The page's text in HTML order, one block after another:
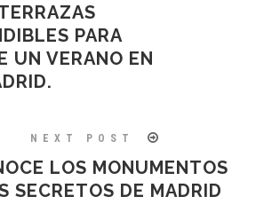
PARA
UN VERANO EN
NEXT POST
LOS MONUMENTOS
SECRETOS DE MADRID